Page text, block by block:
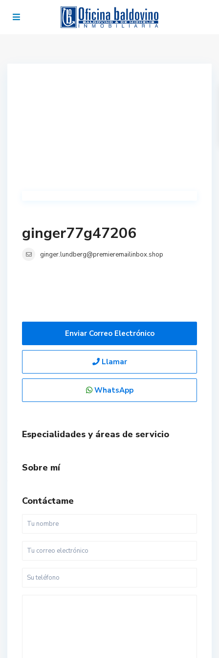
ginger77g47206
ginger.lundberg@premieremailinbox.shop
Enviar Correo Electrónico
Llamar
WhatsApp
Especialidades y áreas de servicio
Sobre mí
Contáctame